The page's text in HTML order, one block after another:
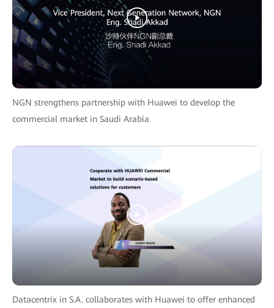
NGN strengthens partnership with Huawei to develop the
commercial market in Saudi Arabia
Datacentrix in S.A. collaborates with Huawei to offer enhanced